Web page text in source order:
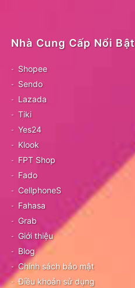
Nhà Cung Cấp Nổi Bật
Shopee
Sendo
Lazada
Tiki
Yes24
Klook
FPT Shop
Fado
CellphoneS
Fahasa
Grab
Giới thiệu
Blog
Chính sách bảo mật
Điều khoản sử dụng